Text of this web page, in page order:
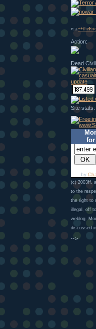
via
Action:
Dead
Site stats:
for
by
(c) 2003ff.
to the
the right to
illegal, off
weblog.
discussed
-->